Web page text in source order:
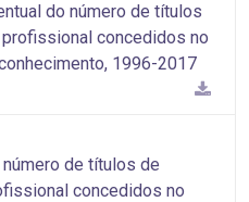
do número de títulos
concedidos no
1996-2017
de títulos de
concedidos no